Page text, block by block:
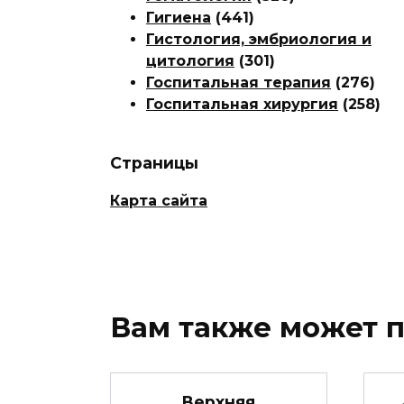
Гигиена (441)
Гистология, эмбриология и
цитология (301)
Госпитальная терапия (276)
Госпитальная хирургия (258)
Страницы
Карта сайта
Вам также может